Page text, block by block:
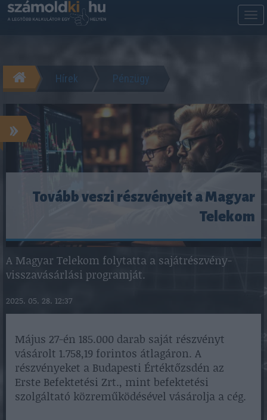
Hírek Pénzügy
»
Tovább veszi részvényeit a Magyar
Telekom
A Magyar Telekom folytatta a sajátrészvény-
visszavásárlási programját.
2025. 05. 28. 12:37
Május 27-én 185.000 darab saját részvényt
vásárolt 1.758,19 forintos átlagáron. A
részvényeket a Budapesti Értéktőzsdén az
Erste Befektetési Zrt., mint befektetési
szolgáltató közreműködésével vásárolja a cég.